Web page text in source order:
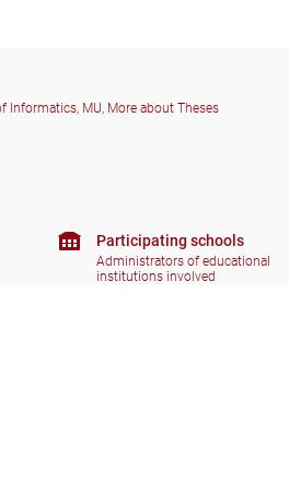
Informatics, MU, More about Theses
Participating schools
Administrators of educational
institutions involved